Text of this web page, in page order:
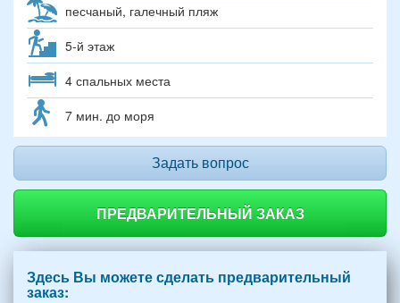
песчаный, галечный пляж
5-й этаж
4 спальных места
7 мин. до моря
Задать вопрос
ПРЕДВАРИТЕЛЬНЫЙ ЗАКАЗ
Здесь Вы можете сделать предварительный
заказ: